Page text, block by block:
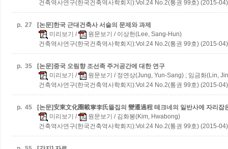
건축역사연구(한국건축역사학회지):Vol.24 No.2(통권 99호) (2015-04)
p. 27
[논문]한국 근대건축사 서술의 문제와 과제
미리보기 / 원문보기 / 이상헌(Lee, Sang-Hun)
건축역사연구(한국건축역사학회지):Vol.24 No.2(통권 99호) (2015-04)
p. 35
[논문]중국 오림향 조선족 주거공간에 대한 연구
미리보기 / 원문보기 / 정연상(Jung, Yun-Sang) ; 임금화(Lin,
건축역사연구(한국건축역사학회지):Vol.24 No.2(통권 99호) (2015-04)
p. 45 [논문]安東文化圈載寧李氏뜰집의 變遷過程 테크네의 일반사에 자리잡
미리보기 / 원문보기 / 김화봉(Kim, Hwabong)
건축역사연구(한국건축역사학회지):Vol.24 No.2(통권 99호) (2015-04)